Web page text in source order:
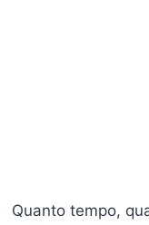
Quanto tempo,